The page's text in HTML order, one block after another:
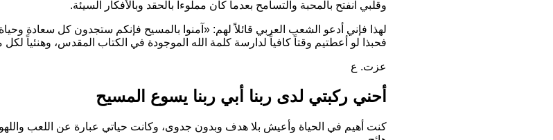
وقلبي انفتح بالمحبة والتسامح بعدما كان مملوءاً بالحقد وبالأفكار السيئة.
لهذا فإني أدعو الشعب العربي قائلاً لهم: «آمنوا بالمسيح فإنكم ستجدون كل سعادة وحياة
فحبذا لو أعطتيم وقتاً كافياً لدارسة كلمة الله الموجودة في الكتاب المقدس، وهنئياً
عزت. ع
أحني ركبتي لدى ربنا أبي ربنا يسوع المسيح
كنت أهيم في الحياة وأعيش بلا هدف وبدون جدوى، وكانت حياتي عبارة عن اللعب